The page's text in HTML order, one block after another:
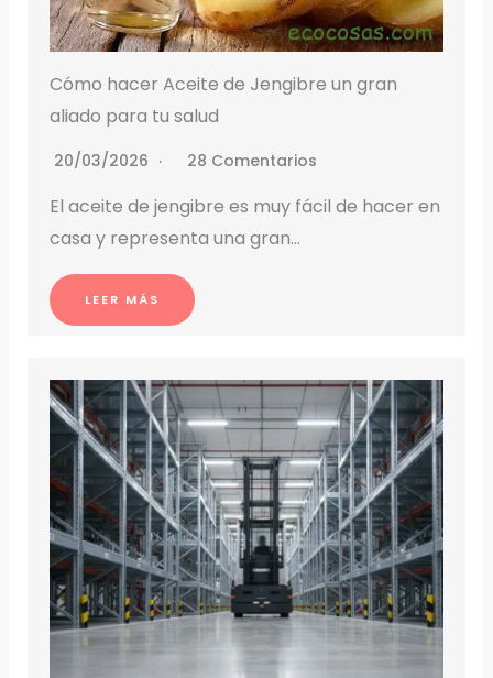
Cómo hacer Aceite de Jengibre un gran
aliado para tu salud
20/03/2026 28 Comentarios
El aceite de jengibre es muy fácil de hacer en
casa y representa una gran…
LEER MÁS